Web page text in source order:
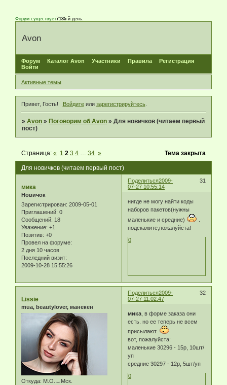
Форум существует7135-й день.
Avon
Форум Каталог Avon Участники Правила
Регистрация
Войти
Активные темы
Привет, Гость! Войдитеили зарегистрируйтесь.
»Avon » Поговорим об Avon »Для новичков (читаем первый
пост)
Для новичков (читаем первый пост)
Страница:« 1 2 3 4 34 » Тема закрыта
Поделиться 31
2009-
07-27 10:55:14
мика
Новичок
Зарегистрирован: 2009-05-01
Приглашений: 0
Сообщений: 18
Уважение: +1
Позитив: +0
Провел на форуме:
2 дня 10 часов
Последний визит:
2009-10-28 15:55:26
нигде не могу найти коды
наборов пакетов(нужны
маленькие и средние)
подскажите,пожалуйста!
0
Поделиться 32
2009-
07-27 11:02:47
Lissie
mua, beautylover, манекен
Откуда: М.О.↔Мск.
мика , в форме заказа они
есть. но ее теперь не всем
присылают
вот, пожалуйста:
маленькие 30296 - 15р, 10шт/
уп
средние 30297 - 12р, 5шт/уп
0